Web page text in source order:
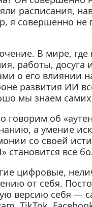
расписания,
я совершенно не
В мире, где
работы,
о его влиянии
развития ИИ
мы знаем самих
говорим об
а умение
со своей
становится всё
цифровые,
от себя.
версию себя —